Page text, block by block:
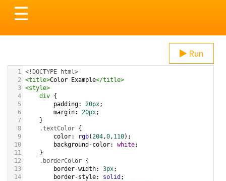
Toggle
navigation
☰
Run
1 <!DOCTYPE html>
2
<title>Color Example</title>
3 <style>
4
div {
5
padding: 20px;
6
margin: 20px;
7
}
8
.textColor {
9
color: rgb(204,0, 110);
10
background-color: white;
11
}
12
.borderColor {
13
border-width: 3px;
14
border-style: solid ;